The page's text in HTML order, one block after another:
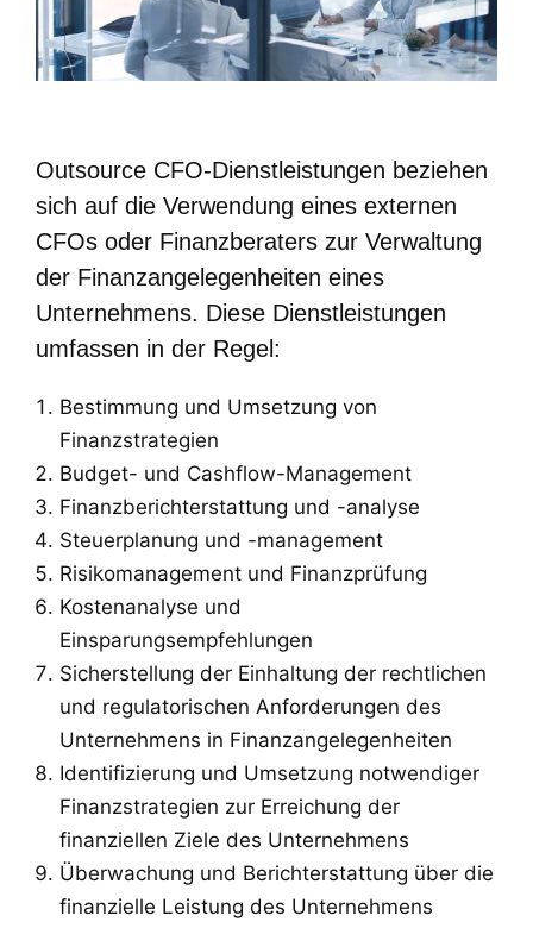
Outsource CFO-Dienstleistungen beziehen
sich auf die Verwendung eines externen
CFOs oder Finanzberaters zur Verwaltung
der Finanzangelegenheiten eines
Unternehmens. Diese Dienstleistungen
umfassen in der Regel:
Bestimmung und Umsetzung von
Finanzstrategien
Budget- und Cashflow-Management
Finanzberichterstattung und -analyse
Steuerplanung und -management
Risikomanagement und Finanzprüfung
Kostenanalyse und
Einsparungsempfehlungen
Sicherstellung der Einhaltung der rechtlichen
und regulatorischen Anforderungen des
Unternehmens in Finanzangelegenheiten
Identifizierung und Umsetzung notwendiger
Finanzstrategien zur Erreichung der
finanziellen Ziele des Unternehmens
Überwachung und Berichterstattung über die
finanzielle Leistung des Unternehmens